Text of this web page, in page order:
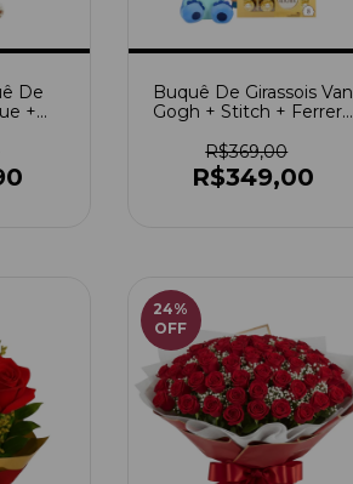
De
+
Buquê De Girassois Van
Gogh + Stitch + Ferrero
R$369,00
R$349,00
24%
OFF